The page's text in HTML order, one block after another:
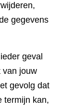
gegevens
geval
van jouw
gevolg dat
termijn kan,